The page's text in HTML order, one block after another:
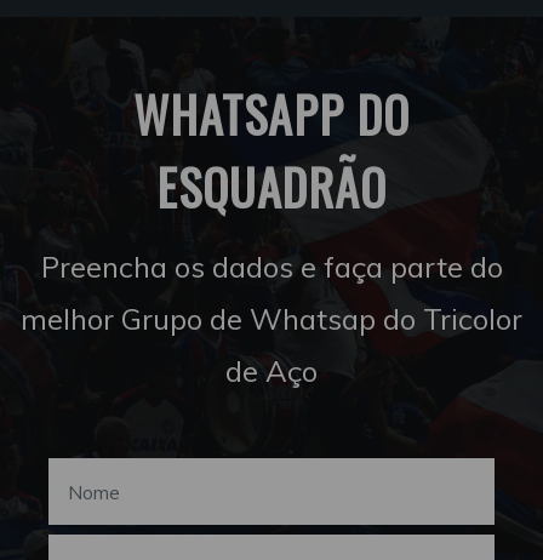
WHATSAPP DO
ESQUADRÃO
Preencha os dados e faça parte do
melhor Grupo de Whatsap do Tricolor
de Aço